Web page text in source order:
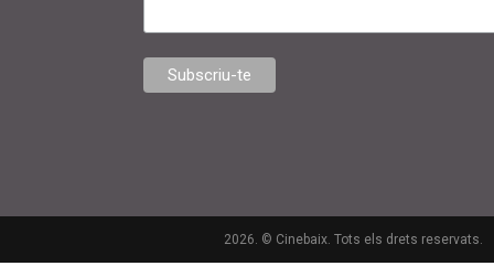
2026. © Cinebaix. Tots els drets reservats.